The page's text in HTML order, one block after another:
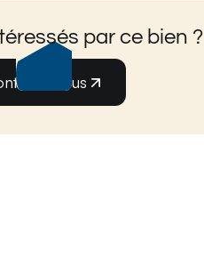
par ce bien ?
nous